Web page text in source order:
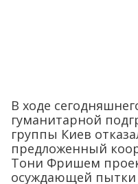
В ходе
гуманитарной
группы Киев
предложенный
Тони Фришем
осуждающей пытки